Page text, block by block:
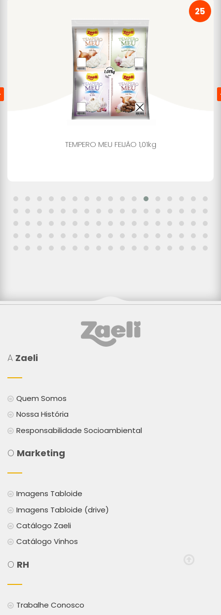
25
TEMPERO MEU FEIJÃO 1,01kg
A Zaeli
Quem Somos
Nossa História
Responsabilidade Socioambiental
O Marketing
Imagens Tabloide
Imagens Tabloide (drive)
Catálogo Zaeli
Catálogo Vinhos
O RH
Trabalhe Conosco